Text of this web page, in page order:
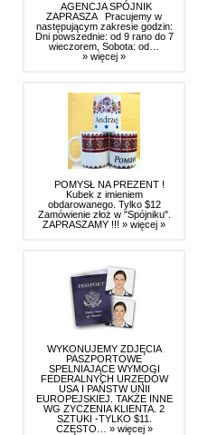
AGENCJA SPÓJNIK
ZAPRASZA Pracujemy w
następującym zakresie godzin:
Dni powszednie: od 9 rano do 7
wieczorem, Sobota: od…
» więcej »
POMYSŁ NA PREZENT !
Kubek z imieniem
obdarowanego. Tylko $12
Zamówienie złoż w "Spójniku".
ZAPRASZAMY !!! » więcej »
WYKONUJEMY ZDJĘCIA
PASZPORTOWE
SPELNIAJĄCE WYMOGI
FEDERALNYCH URZĘDÓW
USA I PAŃSTW UNII
EUROPEJSKIEJ. TAKŻE INNE
WG ZYCZENIA KLIENTA. 2
SZTUKI -TYLKO $11.
CZĘSTO… » więcej »